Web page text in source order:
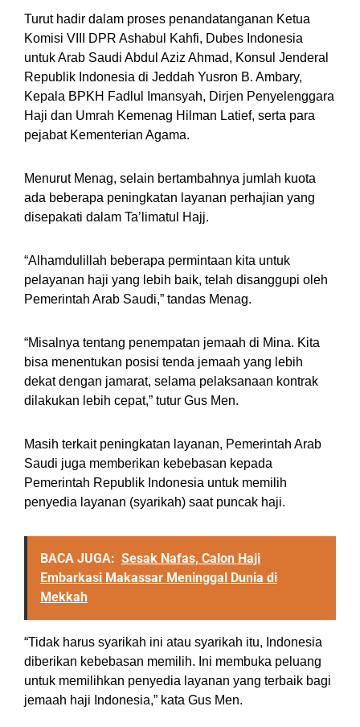
Turut hadir dalam proses penandatanganan Ketua
Komisi VIII DPR Ashabul Kahfi, Dubes Indonesia
untuk Arab Saudi Abdul Aziz Ahmad, Konsul Jenderal
Republik Indonesia di Jeddah Yusron B. Ambary,
Kepala BPKH Fadlul Imansyah, Dirjen Penyelenggara
Haji dan Umrah Kemenag Hilman Latief, serta para
pejabat Kementerian Agama.
Menurut Menag, selain bertambahnya jumlah kuota
ada beberapa peningkatan layanan perhajian yang
disepakati dalam Ta’limatul Hajj.
“Alhamdulillah beberapa permintaan kita untuk
pelayanan haji yang lebih baik, telah disanggupi oleh
Pemerintah Arab Saudi,” tandas Menag.
“Misalnya tentang penempatan jemaah di Mina. Kita
bisa menentukan posisi tenda jemaah yang lebih
dekat dengan jamarat, selama pelaksanaan kontrak
dilakukan lebih cepat,” tutur Gus Men.
Masih terkait peningkatan layanan, Pemerintah Arab
Saudi juga memberikan kebebasan kepada
Pemerintah Republik Indonesia untuk memilih
penyedia layanan (syarikah) saat puncak haji.
BACA JUGA: Sesak Nafas, Calon Haji
Embarkasi Makassar Meninggal Dunia di
Mekkah
“Tidak harus syarikah ini atau syarikah itu, Indonesia
diberikan kebebasan memilih. Ini membuka peluang
untuk memilihkan penyedia layanan yang terbaik bagi
jemaah haji Indonesia,” kata Gus Men.